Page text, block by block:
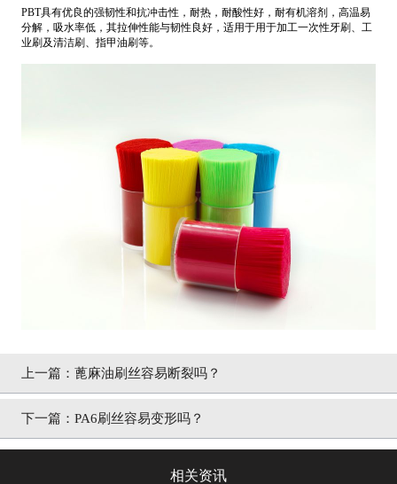
PBT具有优良的强韧性和抗冲击性，耐热，耐酸性好，耐有机溶剂，高温易
分解，吸水率低， 其拉伸性能与韧性良好， 适用于用于加工一次性牙刷、工
业刷及清洁刷、指甲油刷等。
上一篇： 蓖麻油刷丝容易断裂吗？
下一篇： PA6刷丝容易变形吗？
相关资讯